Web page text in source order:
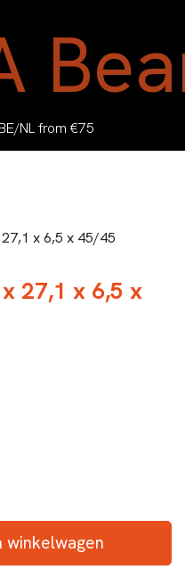
NL from €75
27,1 x 6,5 x
winkelwagen